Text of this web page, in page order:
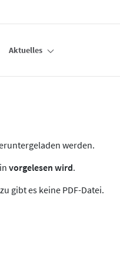
Aktuelles
werden.
vorgelesen wird.
gibt es keine PDF-Datei.